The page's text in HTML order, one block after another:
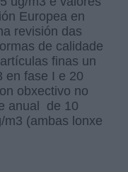
Europea en
revisión das
de calidade
finas un
en fase I e 20
obxectivo no
anual de 10
(ambas lonxe